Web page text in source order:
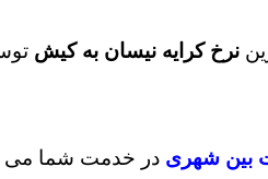
نرخ کرایه نیسان به کیش
بین شهری در خدمت شما می